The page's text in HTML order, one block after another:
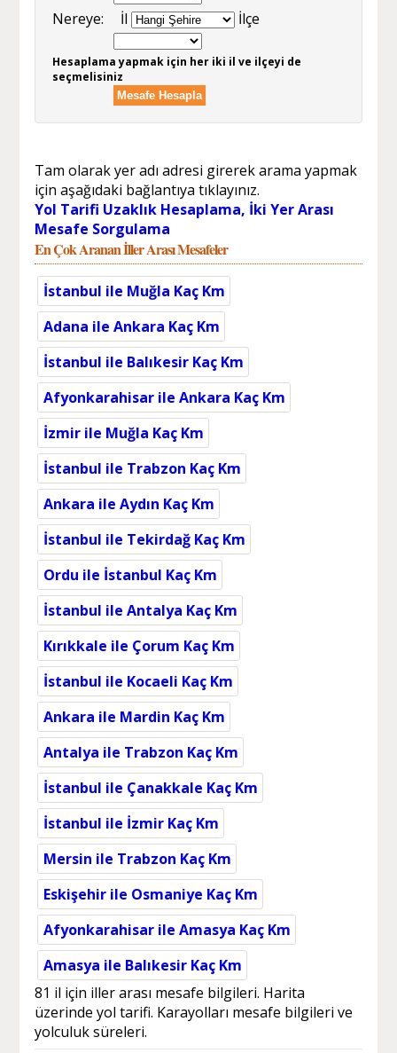
Nereye: İl İlçe
Hesaplama yapmak için her iki il ve ilçeyi de
seçmelisiniz
Tam olarak yer adı adresi girerek arama yapmak
için aşağıdaki bağlantıya tıklayınız.
Yol Tarifi Uzaklık Hesaplama, İki Yer Arası
Mesafe Sorgulama
En Çok Aranan İller Arası Mesafeler
İstanbul ile Muğla Kaç Km
Adana ile Ankara Kaç Km
İstanbul ile Balıkesir Kaç Km
Afyonkarahisar ile Ankara Kaç Km
İzmir ile Muğla Kaç Km
İstanbul ile Trabzon Kaç Km
Ankara ile Aydın Kaç Km
İstanbul ile Tekirdağ Kaç Km
Ordu ile İstanbul Kaç Km
İstanbul ile Antalya Kaç Km
Kırıkkale ile Çorum Kaç Km
İstanbul ile Kocaeli Kaç Km
Ankara ile Mardin Kaç Km
Antalya ile Trabzon Kaç Km
İstanbul ile Çanakkale Kaç Km
İstanbul ile İzmir Kaç Km
Mersin ile Trabzon Kaç Km
Eskişehir ile Osmaniye Kaç Km
Afyonkarahisar ile Amasya Kaç Km
Amasya ile Balıkesir Kaç Km
81 il için iller arası mesafe bilgileri. Harita
üzerinde yol tarifi. Karayolları mesafe bilgileri ve
yolculuk süreleri.